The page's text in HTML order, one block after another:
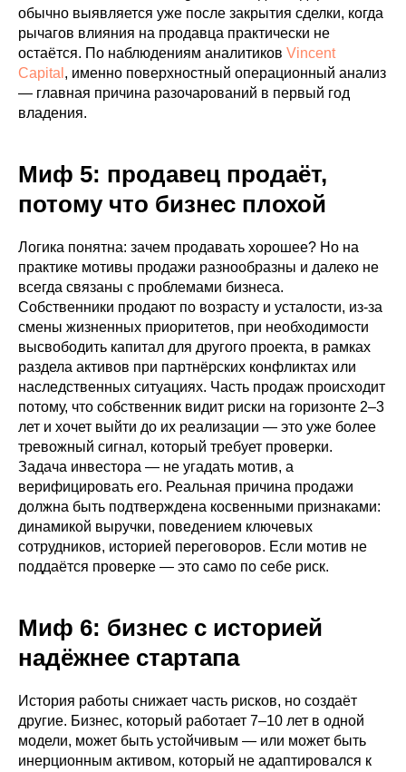
обычно выявляется уже после закрытия сделки, когда
рычагов влияния на продавца практически не
остаётся. По наблюдениям аналитиков Vincent
Capital , именно поверхностный операционный анализ
— главная причина разочарований в первый год
владения.
Миф 5: продавец продаёт,
потому что бизнес плохой
Логика понятна: зачем продавать хорошее? Но на
практике мотивы продажи разнообразны и далеко не
всегда связаны с проблемами бизнеса.
Собственники продают по возрасту и усталости, из-за
смены жизненных приоритетов, при необходимости
высвободить капитал для другого проекта, в рамках
раздела активов при партнёрских конфликтах или
наследственных ситуациях. Часть продаж происходит
потому, что собственник видит риски на горизонте 2–3
лет и хочет выйти до их реализации — это уже более
тревожный сигнал, который требует проверки.
Задача инвестора — не угадать мотив, а
верифицировать его. Реальная причина продажи
должна быть подтверждена косвенными признаками:
динамикой выручки, поведением ключевых
сотрудников, историей переговоров. Если мотив не
поддаётся проверке — это само по себе риск.
Миф 6: бизнес с историей
надёжнее стартапа
История работы снижает часть рисков, но создаёт
другие. Бизнес, который работает 7–10 лет в одной
модели, может быть устойчивым — или может быть
инерционным активом, который не адаптировался к